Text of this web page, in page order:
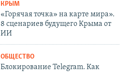
КРЫМ
«Горячая точка» на карте мира».
8 сценариев будущего Крыма от
ИИ
ОБЩЕСТВО
Блокирование Telegram. Как